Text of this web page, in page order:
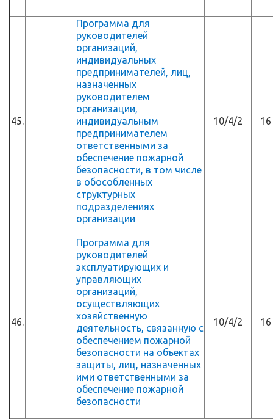
45.
Программа для
руководителей
организаций,
индивидуальных
предпринимателей, лиц,
назначенных
руководителем
организации,
индивидуальным
предпринимателем
ответственными за
обеспечение пожарной
безопасности, в том числе
в обособленных
структурных
подразделениях
организации
10/4/2 16
46.
Программа для
руководителей
эксплуатирующих и
управляющих
организаций,
осуществляющих
хозяйственную
деятельность, связанную с
обеспечением пожарной
безопасности на объектах
защиты, лиц, назначенных
ими ответственными за
обеспечение пожарной
безопасности
10/4/2 16